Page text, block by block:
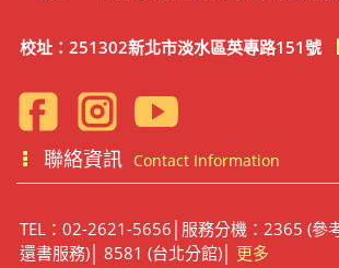
校址：251302新北市淡水區英專路151號
聯絡資訊 Contact Information
TEL：02-2621-5656│服務分機：2365 (參
還書服務)│ 8581 (台北分館)│ 更多